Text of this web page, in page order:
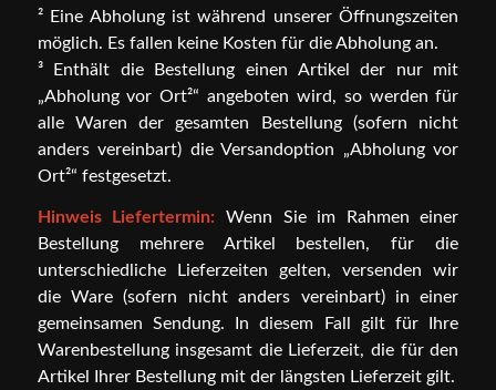
² Eine Abholung ist während unserer Öffnungszeiten
möglich. Es fallen keine Kosten für die Abholung an.
³ Enthält die Bestellung einen Artikel der nur mit
„Abholung vor Ort²“ angeboten wird, so werden für
alle Waren der gesamten Bestellung (sofern nicht
anders vereinbart) die Versandoption „Abholung vor
Ort²“ festgesetzt.
Hinweis Liefertermin: Wenn Sie im Rahmen einer
Bestellung mehrere Artikel bestellen, für die
unterschiedliche Lieferzeiten gelten, versenden wir
die Ware (sofern nicht anders vereinbart) in einer
gemeinsamen Sendung. In diesem Fall gilt für Ihre
Warenbestellung insgesamt die Lieferzeit, die für den
Artikel Ihrer Bestellung mit der längsten Lieferzeit gilt.